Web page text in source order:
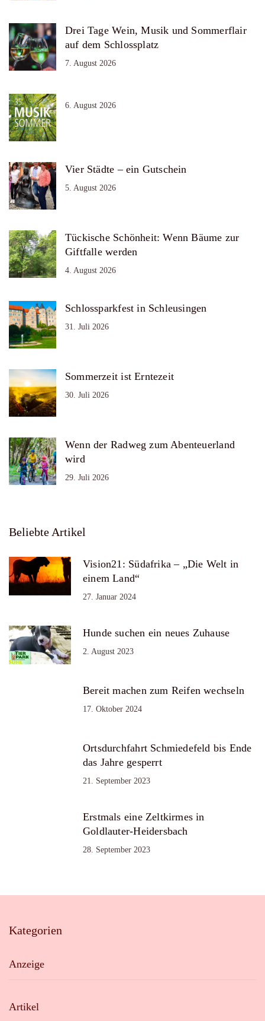
Drei Tage Wein, Musik und Sommerflair
auf dem Schlossplatz
7. August 2026
6. August 2026
Vier Städte – ein Gutschein
5. August 2026
Tückische Schönheit: Wenn Bäume zur
Giftfalle werden
4. August 2026
Schlossparkfest in Schleusingen
31. Juli 2026
Sommerzeit ist Erntezeit
30. Juli 2026
Wenn der Radweg zum Abenteuerland
wird
29. Juli 2026
Beliebte Artikel
Vision21: Südafrika – „Die Welt in
einem Land“
27. Januar 2024
Hunde suchen ein neues Zuhause
2. August 2023
Bereit machen zum Reifen wechseln
17. Oktober 2024
Ortsdurchfahrt Schmiedefeld bis Ende
das Jahre gesperrt
21. September 2023
Erstmals eine Zeltkirmes in
Goldlauter-Heidersbach
28. September 2023
Kategorien
Anzeige
Artikel